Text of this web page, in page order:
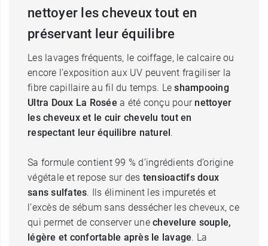
nettoyer les cheveux tout en
préservant leur équilibre
Les lavages fréquents, le coiffage, le calcaire ou
encore l’exposition aux UV peuvent fragiliser la
fibre capillaire au fil du temps. Leshampooing
Ultra Doux La Rosée a été conçu pour nettoyer
les cheveux et le cuir chevelu tout en
respectant leur équilibre naturel.
Sa formule contient 99 % d’ingrédients d’origine
végétale et repose sur des tensioactifs doux
sans sulfates. Ils éliminent les impuretés et
l’excès de sébum sans dessécher les cheveux, ce
qui permet de conserver une chevelure souple,
légère et confortable après le lavage. La